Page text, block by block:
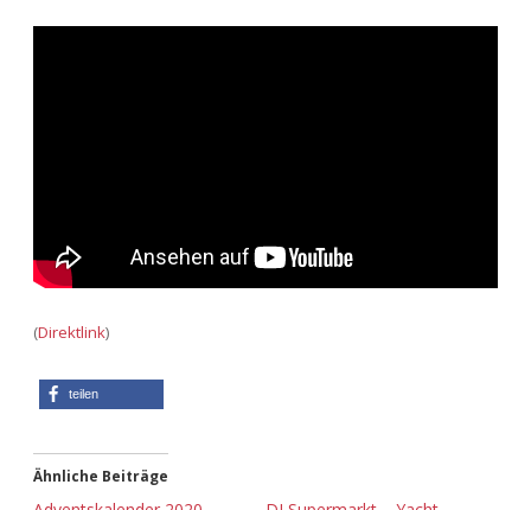
Adventskalender 2021
(Direktlink)
teilen
Ähnliche Beiträge